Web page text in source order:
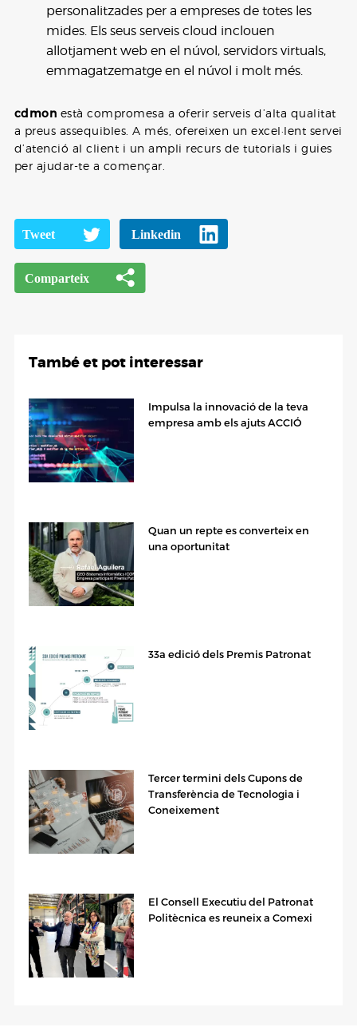
personalitzades per a empreses de totes les
mides. Els seus serveis cloud inclouen
allotjament web en el núvol, servidors virtuals,
emmagatzematge en el núvol i molt més.
cdmon està compromesa a oferir serveis d’alta qualitat
a preus assequibles. A més, ofereixen un excel·lent servei
d’atenció al client i un ampli recurs de tutorials i guies
per ajudar-te a començar.
També et pot interessar
Impulsa la innovació de la teva
empresa amb els ajuts ACCIÓ
Quan un repte es converteix en
una oportunitat
33a edició dels Premis Patronat
Tercer termini dels Cupons de
Transferència de Tecnologia i
Coneixement
El Consell Executiu del Patronat
Politècnica es reuneix a Comexi